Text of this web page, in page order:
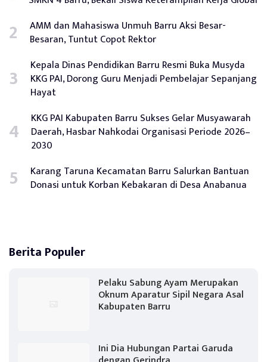
AMM dan Mahasiswa Unmuh Barru Aksi Besar-
Besaran, Tuntut Copot Rektor
Kepala Dinas Pendidikan Barru Resmi Buka Musyda
KKG PAI, Dorong Guru Menjadi Pembelajar Sepanjang
Hayat
KKG PAI Kabupaten Barru Sukses Gelar Musyawarah
Daerah, Hasbar Nahkodai Organisasi Periode 2026–
2030
Karang Taruna Kecamatan Barru Salurkan Bantuan
Donasi untuk Korban Kebakaran di Desa Anabanua
Berita Populer
Pelaku Sabung Ayam Merupakan
Oknum Aparatur Sipil Negara Asal
Kabupaten Barru
Ini Dia Hubungan Partai Garuda